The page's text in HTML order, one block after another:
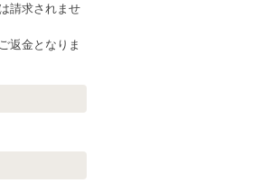
請求されませ
返金となりま